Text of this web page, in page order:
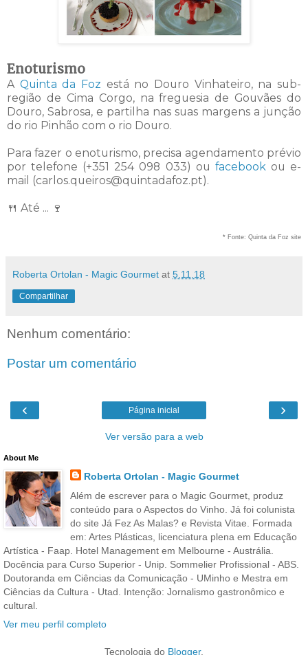
Enoturismo
A Quinta da Foz está no Douro Vinhateiro, na sub-
região de Cima Corgo, na freguesia de Gouvães do
Douro, Sabrosa, e partilha nas suas margens a junção
do rio Pinhão com o rio Douro.
Para fazer o enoturismo, precisa agendamento prévio
por telefone (+351 254 098 033) ou facebook ou e-
mail (carlos.queiros@quintadafoz.pt).
🍴 Até ... 🍷
* Fonte: Quinta da Foz site
Roberta Ortolan - Magic Gourmet at 5.11.18
Compartilhar
Nenhum comentário:
Postar um comentário
‹ ›
Página inicial
Ver versão para a web
About Me
Roberta Ortolan - Magic Gourmet
Além de escrever para o Magic Gourmet, produz
conteúdo para o Aspectos do Vinho. Já foi colunista
do site Já Fez As Malas? e Revista Vitae. Formada
em: Artes Plásticas, licenciatura plena em Educação
Artística - Faap. Hotel Management em Melbourne - Austrália.
Docência para Curso Superior - Unip. Sommelier Profissional - ABS.
Doutoranda em Ciências da Comunicação - UMinho e Mestra em
Ciências da Cultura - Utad. Intenção: Jornalismo gastronômico e
cultural.
Ver meu perfil completo
Tecnologia do Blogger.